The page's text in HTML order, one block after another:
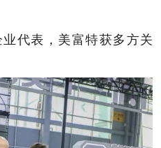
代表，美富特获多方关